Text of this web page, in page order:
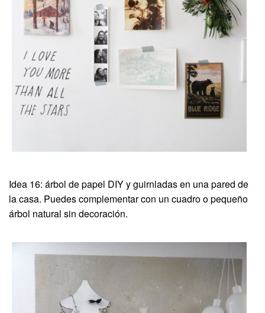
Idea 16: árbol de papel DIY y guirnladas en una pared de
la casa. Puedes complementar con un cuadro o pequeño
árbol natural sin decoración.